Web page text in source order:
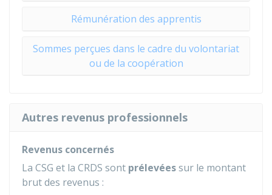
Rémunération des apprentis
Sommes perçues dans le cadre du volontariat
ou de la coopération
Autres revenus professionnels
Revenus concernés
La CSG et la CRDS sont prélevéessur le montant
brut des revenus :